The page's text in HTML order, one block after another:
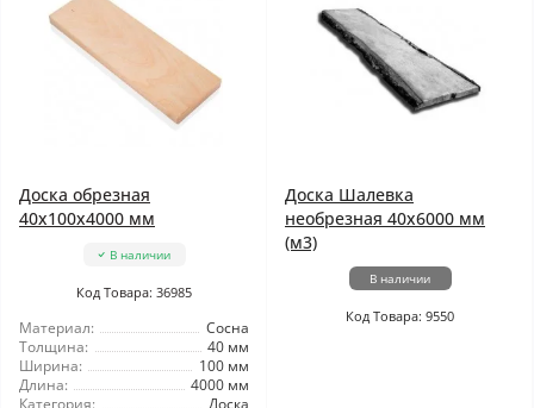
Доска обрезная
40x100x4000 мм
В наличии
Код Товара: 36985
Материал:
Сосна
Толщина:
40 мм
Ширина:
100 мм
Длина:
4000 мм
Категория:
Доска
Доска Шалевка
необрезная 40x6000 мм
(м3)
В наличии
Код Товара: 9550